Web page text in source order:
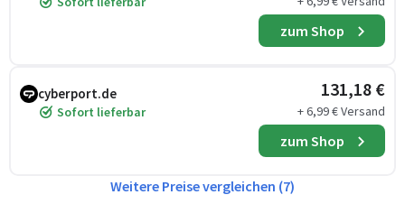
zum Shop
cyberport.de
Sofort lieferbar
131,18 €
+ 6,99 € Versand
zum Shop
Weitere Preise vergleichen (7)